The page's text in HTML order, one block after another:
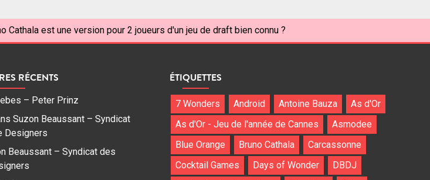
Cathala est une version pour 2 joueurs d'un jeu de draft bien connu ?
RÉCENTS
– Peter Prinz
Suzon Beaussant – Syndicat
Designers
Beaussant – Syndicat des
ÉTIQUETTES
7 Wonders Android Antoine Bauza
As d'Or
As d'Or - Jeu de l'année de Cannes
Asmodee
Blue Orange
Bruno Cathala
Carcassonne
Cocktail Games
Days of Wonder
DBDJ